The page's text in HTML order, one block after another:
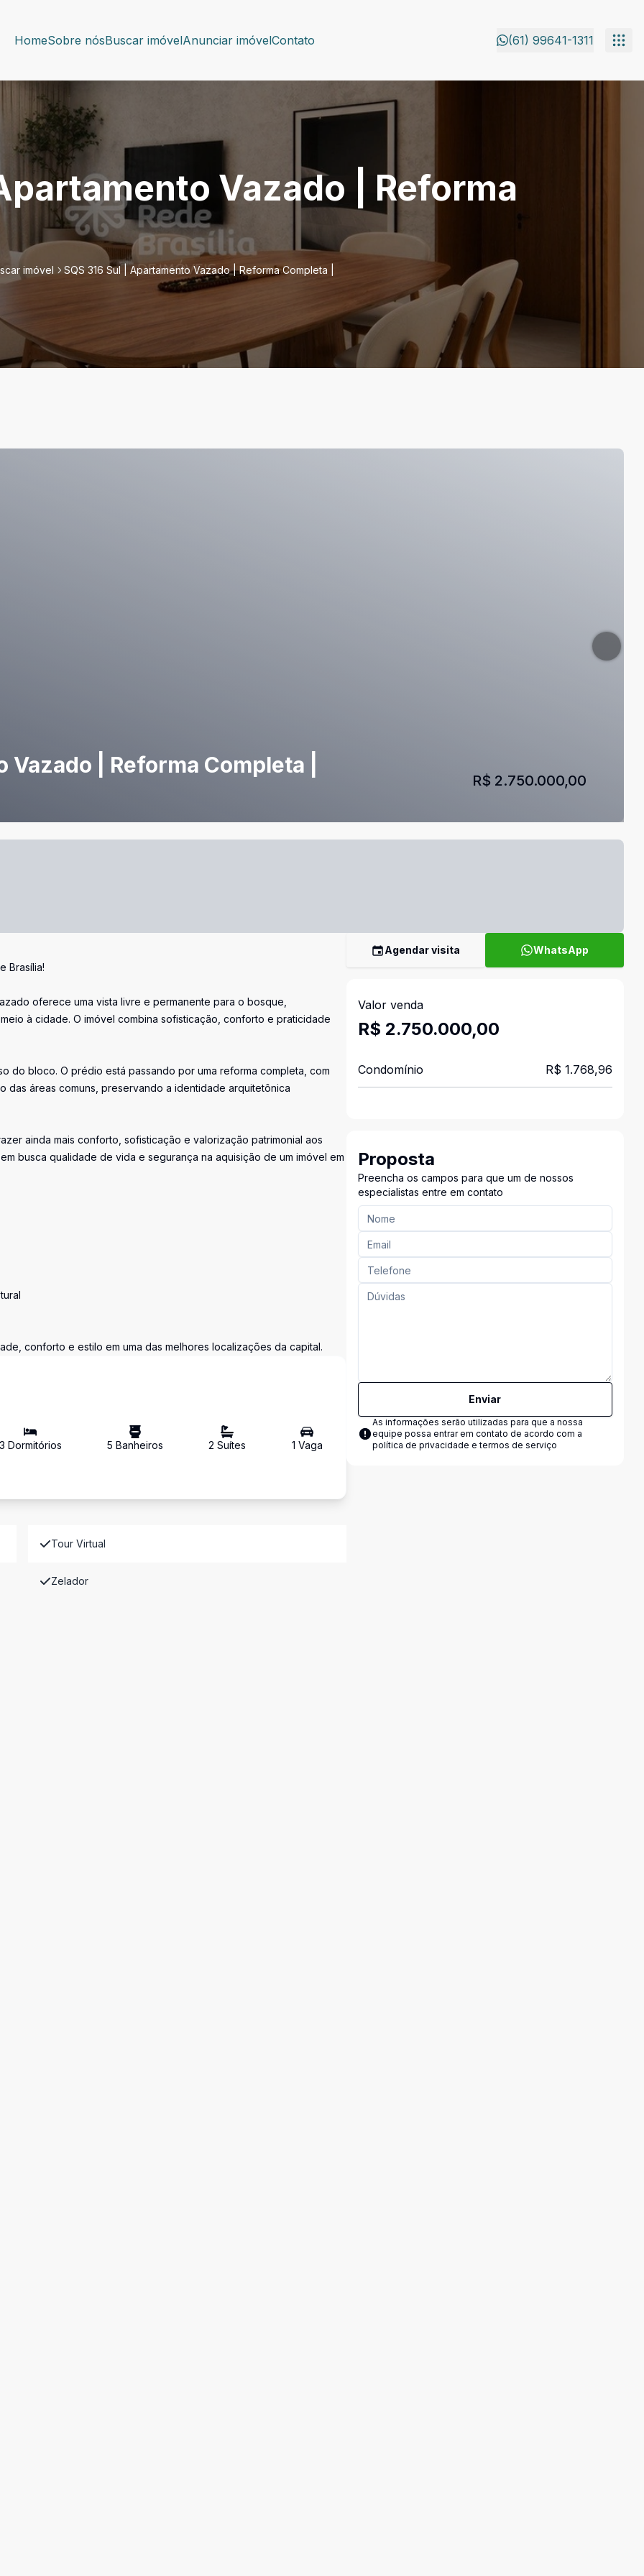
HomeSobre nósBuscar imóvelAnunciar imóvelContato (61) 99641-1311
Vazado | Reforma
imóvel SQS 316 Sul | Apartamento Vazado | Reforma Completa |
| Reforma Completa |
R$ 2.750.000,00
Brasília!
oferece uma vista livre e permanente para o bosque,
à cidade. O imóvel combina sofisticação, conforto e praticidade
do bloco. O prédio está passando por uma reforma completa, com
das áreas comuns, preservando a identidade arquitetônica
ainda mais conforto, sofisticação e valorização patrimonial aos
busca qualidade de vida e segurança na aquisição de um imóvel em
conforto e estilo em uma das melhores localizações da capital.
3 Dormitórios 5 Banheiros 2 Suítes 1 Vaga
Tour Virtual
Zelador
Agendar visita WhatsApp
Valor venda
R$ 2.750.000,00
Condomínio R$ 1.768,96
Proposta
Preencha os campos para que um de nossos
especialistas entre em contato
Enviar
As informações serão utilizadas para que a nossa
equipe possa entrar em contato de acordo com a
política de privacidade e termos de serviço